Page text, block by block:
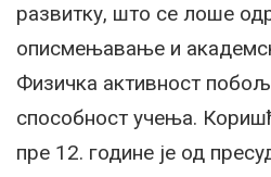
развитку, што се лоше
описмењавање и
Физичка активност
способност учења.
пре 12. године је од